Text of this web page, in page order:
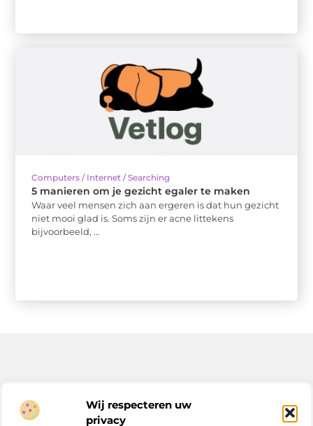
Wij respecteren uw
privacy
Computers / Internet / Searching
5 manieren om je gezicht egaler te maken
Waar veel mensen zich aan ergeren is dat hun gezicht
niet mooi glad is. Soms zijn er acne littekens
bijvoorbeeld, ...